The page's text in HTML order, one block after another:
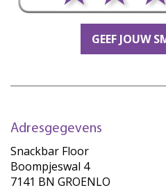
GEEF JOUW
Adresgegevens
Snackbar Floor
Boompjeswal 4
7141 BN GROENLO